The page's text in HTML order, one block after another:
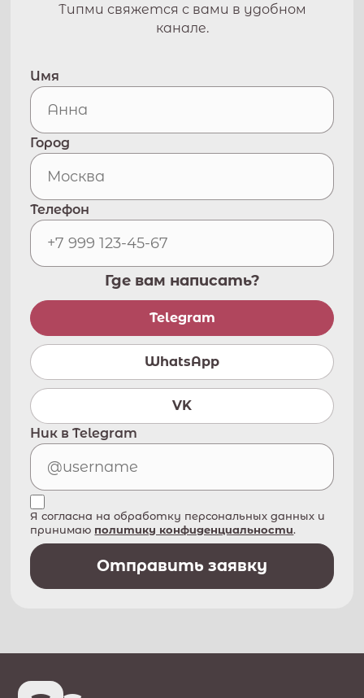
Типми свяжется с вами в удобном
канале.
Имя
Город
Телефон
Где вам написать?
Telegram
WhatsApp
VK
Ник в Telegram
Я согласна на обработку персональных данных и
принимаю политику конфиденциальности.
Отправить заявку